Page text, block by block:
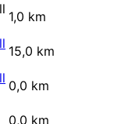
1,0 km
15,0 km
0,0 km
0,0 km